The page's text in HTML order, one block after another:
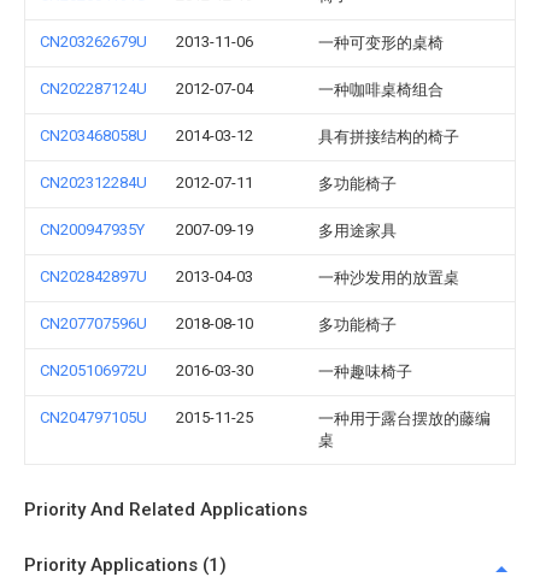
CN203262679U 2013-11-06 一种可变形的桌椅
CN202287124U 2012-07-04 一种咖啡桌椅组合
CN203468058U 2014-03-12 具有拼接结构的椅子
CN202312284U 2012-07-11 多功能椅子
CN200947935Y 2007-09-19 多用途家具
CN202842897U 2013-04-03 一种沙发用的放置桌
CN207707596U 2018-08-10 多功能椅子
CN205106972U 2016-03-30 一种趣味椅子
CN204797105U 2015-11-25
一种用于露台摆放的藤编
桌
Priority And Related Applications
Priority Applications (1)